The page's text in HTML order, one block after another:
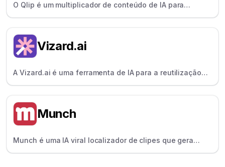
O Qlip é um multiplicador de conteúdo de IA para
podcasters e criadores que utiliza a IA para identificar e
Vizard.ai
A Vizard.ai é uma ferramenta de IA para a reutilização
de vídeos que transforma vídeos longos em clipes
Munch
Munch é uma IA viral localizador de clipes que gera
clipes de IA com base em tendências — perfeito para